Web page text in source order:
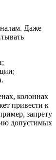
Даже
колоннах
привести к
запрету
допустимых